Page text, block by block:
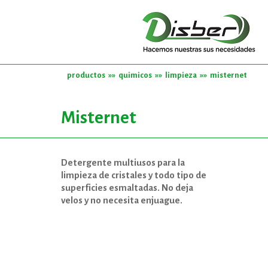
productos»»quimicos»»limpieza»»misternet
Misternet
Detergente multiusos para la
limpieza de cristales y todo tipo de
superficies esmaltadas. No deja
velos y no necesita enjuague.